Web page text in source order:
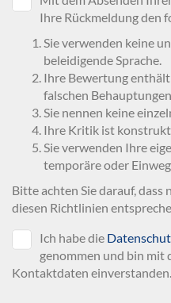
Ihre Rückmeldung den
Sie verwenden keine
beleidigende Sprache.
Ihre Bewertung
falschen
Sie nennen keine
Ihre Kritik ist
Sie verwenden Ihre
temporäre oder
Bitte achten Sie darauf,
diesen Richtlinien
Ich habe die
genommen und bin mit
Kontaktdaten einverstanden.